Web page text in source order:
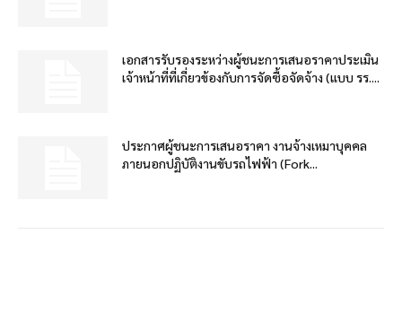
เอกสารรับรองระหว่างผู้ชนะการเสนอราคาประเมิน
เจ้าหน้าที่ที่เกี่ยวข้องกับการจัดซื้อจัดจ้าง (แบบ รร....
ประกาศผู้ชนะการเสนอราคา งานจ้างเหมาบุคคล
ภายนอกปฏิบัติงานขับรถไฟฟ้า (Fork...